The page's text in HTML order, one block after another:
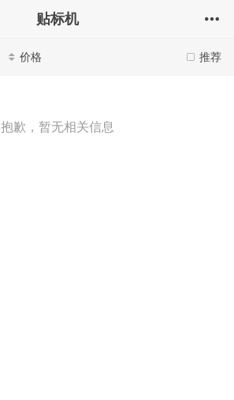
贴标机
推荐
价格
抱歉，暂无相关信息